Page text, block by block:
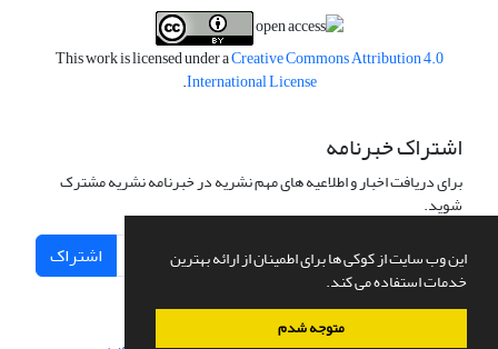
این وب سایت از کوکی ها برای اطمینان از ارائه بهترین
خدمات استفاده می کند.
متوجه شدم
This work is licensed under aCreative Commons Attribution 4.0
International License
.
اشتراک خبرنامه
برای دریافت اخبار و اطلاعیه های مهم نشریه در خبرنامه نشریه مشترک
شوید.
اشتراک